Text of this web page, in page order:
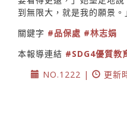
到無限大，就是我的願景。
關鍵字 #品保處 #林志娟
本報導連結 #SDG4優質教
NO.1222 |
更新